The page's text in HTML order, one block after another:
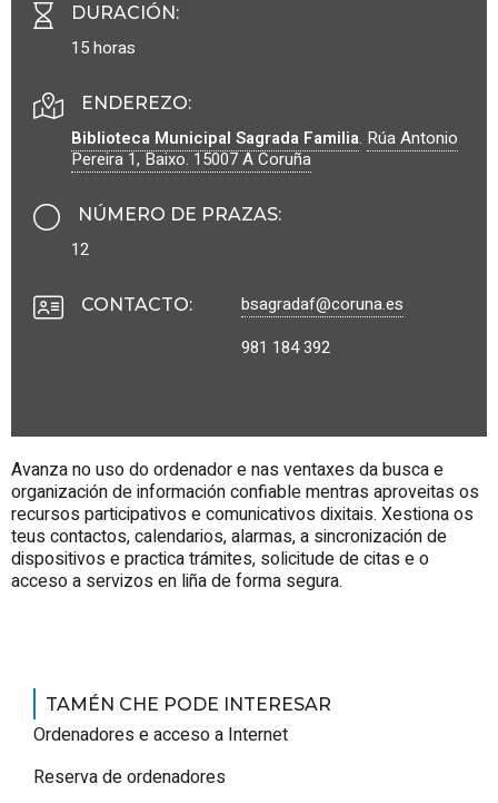
DURACIÓN:
15 horas
ENDEREZO:
Biblioteca Municipal Sagrada Familia. Rúa Antonio
Pereira 1, Baixo.15007A Coruña
NÚMERO DE PRAZAS:
12
CONTACTO:
bsagradaf@coruna.es
981 184 392
Avanza no uso do ordenador e nas ventaxes da busca e
organización de información confiable mentras aproveitas os
recursos participativos e comunicativos dixitais. Xestiona os
teus contactos, calendarios, alarmas, a sincronización de
dispositivos e practica trámites, solicitude de citas e o
acceso a servizos en liña de forma segura.
TAMÉN CHE PODE INTERESAR
Ordenadores e acceso a Internet
Reserva de ordenadores